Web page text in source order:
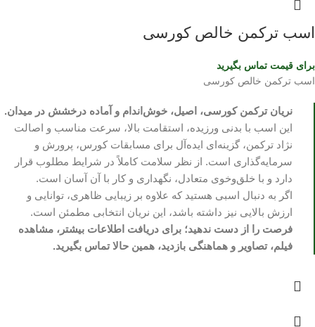
اسب ترکمن خالص کورسی
برای قیمت تماس بگیرید
اسب ترکمن خالص کورسی
نریان ترکمن کورسی، اصیل، خوش‌اندام و آماده درخشش در میدان.
این اسب با بدنی ورزیده، استقامت بالا، سرعت مناسب و اصالت
نژاد ترکمن، گزینه‌ای ایده‌آل برای مسابقات کورس، پرورش و
سرمایه‌گذاری است. از نظر سلامت کاملاً در شرایط مطلوب قرار
دارد و با خلق‌وخوی متعادل، نگهداری و کار با آن آسان است.
اگر به دنبال اسبی هستید که علاوه بر زیبایی ظاهری، توانایی و
ارزش بالایی نیز داشته باشد، این نریان انتخابی مطمئن است.
فرصت را از دست ندهید؛ برای دریافت اطلاعات بیشتر، مشاهده
فیلم، تصاویر و هماهنگی بازدید، همین حالا تماس بگیرید.